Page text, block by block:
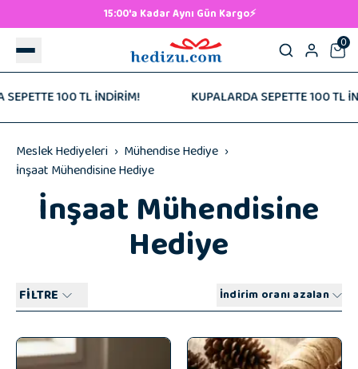
500 TL ve Üzeri Ücretsiz Kargo! 🚚
0
KUPALARDA SEPETTE 100 TL İNDİRİM!
Meslek Hediyeleri
Mühendise Hediye
İnşaat Mühendisine Hediye
İnşaat Mühendisine
Hediye
FİLTRE İndirim oranı azalan